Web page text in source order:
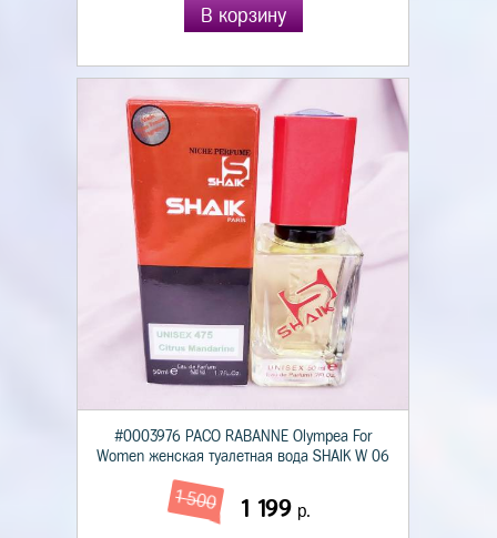
В корзину
#0003976 PACO RABANNE Olympea For
Women женская туалетная вода SHAIK W 06
1 500 1 199 р.